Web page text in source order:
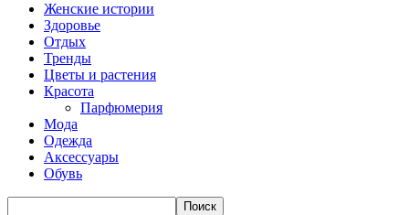
Женские истории
Здоровье
Отдых
Тренды
Цветы и растения
Красота
Парфюмерия
Мода
Одежда
Аксессуары
Обувь